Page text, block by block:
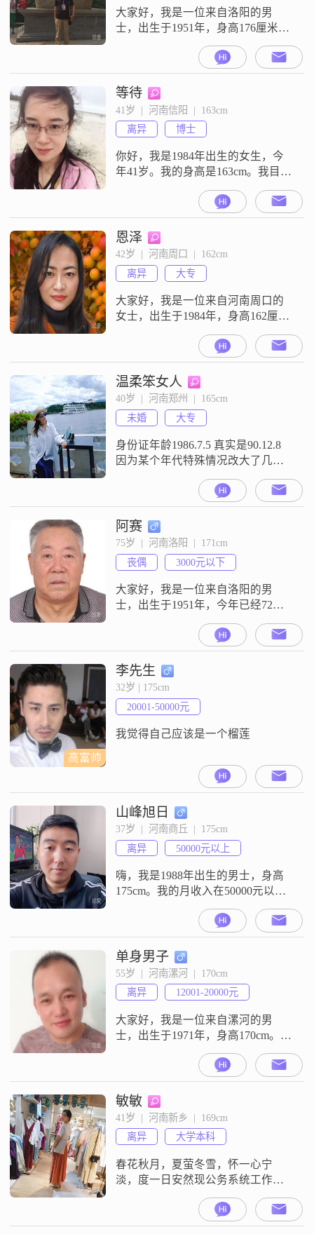
活，懂得享受当下。我比较喜欢慢
节奏
大家好，我是一位来自洛阳的男
士，出生于1951年，身高176厘米。
我在当地有着稳定的工作，月收入
在5001到8000元之间。我拥有大学
本科学历，在学习和工作中积累了
不少经验。我个人性格比较耐心包
容，面对生活中的各种情况都能保
持冷静和理智。责任感是我认为自
己很重要的一点，无论是对家庭还
是对朋友，我都会尽自己最大的努
力去承
等待
41岁  |  河南信阳  |  163cm
离异
博士
你好，我是1984年出生的女生，今
年41岁。我的身高是163cm。我目前
的工作地在信阳，月收入在8001到
12000元之间。关于学历，我的最高
学历是硕士。在性格和个人状态方
面，我是一个独立自信的人，平时
做事乐观积极。对于工作和个人发
展，我一直在追求事业成就。以上
是我目前的基本情况，没有添加其
他额外的修饰。如果你觉得我们
恩泽
42岁  |  河南周口  |  162cm
离异
大专
大家好，我是一位来自河南周口的
女士，出生于1984年，身高162厘
米。我目前工作收入稳定，学历是
大专。在生活中，我自认为是一个
善解人意的人，能够理解和体谅他
人的感受和需求。我性格开朗，总
是爱笑，相信笑容有着无穷的力
量，可以拉近人与人之间的距离。
对待他人，我始终真诚可靠，从不
虚伪做作。我认为，在这个快节奏
的社会中，真诚和
温柔笨女人
40岁  |  河南郑州  |  165cm
未婚
大专
身份证年龄1986.7.5 真实是90.12.8
因为某个年代特殊情况改大了几岁
后来谈了一段异地恋蹉跎了好多年
一直相信爱情 奈何感情之路比较坎
坷到了中年后对婚姻有了更成熟的
理解 希望能遇到彼此相处的来的另
一半
阿赛
75岁  |  河南洛阳  |  171cm
丧偶
3000元以下
大家好，我是一位来自洛阳的男
士，出生于1951年，今年已经72岁
大了，但我依然保持着健康的体魄
和精神状态。我的月收入在3000元
以下，虽然不算富裕，但我过得很
知足，也很节俭。我性格稳重可
靠，责任感强，成熟稳重，随和易
相处。我相信，这些品质对于一段
稳定的关系来说是非常重要的。我
高富帅
李先生
32岁 | 175cm
20001-50000元
我觉得自己应该是一个榴莲
山峰旭日
37岁  |  河南商丘  |  175cm
离异
50000元以上
嗨，我是1988年出生的男士，身高
175cm。我的月收入在50000元以
上，目前在商丘工作。我的学历是
大学本科。我的性格特征包括稳重
可靠，自信果断，责任感强。平时
为人成熟稳重，随和易相处。在个
人观念上，我比较看重家庭，同时
也追求事业成功。以上就是我的基
本情况，没有太多复杂的描述。如
果你觉得这些信息还可以，或者想
进一步了
单身男子
55岁  |  河南漯河  |  170cm
离异
12001-20000元
大家好，我是一位来自漯河的男
士，出生于1971年，身高170cm。我
的月收入在12001到20000元之间，
目前从事的工作稳定且收入良好。
虽然我的学历是高中及以下，但我
一直保持着学习和进步的态度。我
性格稳重可靠，幽默风趣，总是能
给身边的人带来欢乐和轻松的氛
围。我有着强烈的责任感，无论是
对家庭还是工作，我都会全力以
赴。我
敏敏
41岁  |  河南新乡  |  169cm
离异
大学本科
春花秋月，夏萤冬雪，怀一心宁
淡，度一日安然现公务系统工作，
希望能遇到一个对生活有更多体悟
追求的。关于前者因为两人对于生
活理解不同而分开，属于因为不了